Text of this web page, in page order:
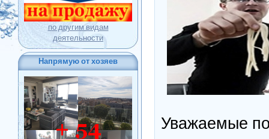
по другим видам
деятельности
Напрямую от хозяев
Уважаемые